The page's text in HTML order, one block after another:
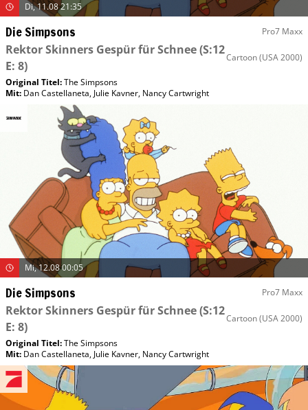
Di, 11.08 21:35
Die Simpsons Pro7 Maxx
Rektor Skinners Gespür für Schnee(S:12
E: 8)
Cartoon(USA 2000)
Original Titel:The Simpsons
Mit: Dan Castellaneta, Julie Kavner, Nancy Cartwright
Mi, 12.08 00:05
Die Simpsons Pro7 Maxx
Rektor Skinners Gespür für Schnee(S:12
E: 8)
Cartoon(USA 2000)
Original Titel:The Simpsons
Mit: Dan Castellaneta, Julie Kavner, Nancy Cartwright